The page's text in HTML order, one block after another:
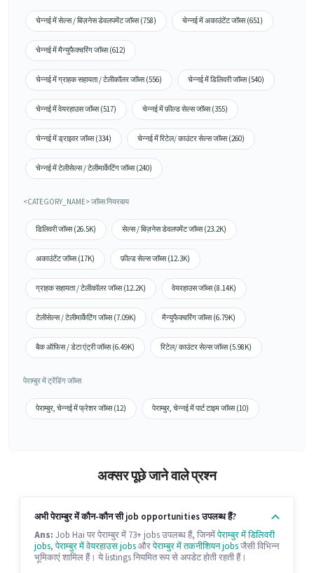
चेन्नई में सेल्स / बिज़नेस डेवलपमेंट जॉब्स (758) चेन्नई में अकाउंटेंट जॉब्स (651)
चेन्नई में मैन्युफैक्चरिंग जॉब्स (612)
चेन्नई में ग्राहक सहायता / टेलीकॉलर जॉब्स (556) चेन्नई में डिलिवरी जॉब्स (540)
चेन्नई में वेयरहाउस जॉब्स (517) चेन्नई में फ़ील्ड सेल्स जॉब्स (355)
चेन्नई में ड्राइवर जॉब्स (334) चेन्नई में रिटेल/ काउंटर सेल्स जॉब्स (260)
चेन्नई में टेलीसेल्स / टेलीमार्केटिंग जॉब्स (240)
<CATEGORY_NAME> जॉब्स नियरबाय
डिलिवरी जॉब्स (26.5K) सेल्स / बिज़नेस डेवलपमेंट जॉब्स (23.2K)
अकाउंटेंट जॉब्स (17K) फ़ील्ड सेल्स जॉब्स (12.3K)
ग्राहक सहायता / टेलीकॉलर जॉब्स (12.2K) वेयरहाउस जॉब्स (8.14K)
टेलीसेल्स / टेलीमार्केटिंग जॉब्स (7.09K) मैन्युफैक्चरिंग जॉब्स (6.79K)
बैक ऑफिस / डेटा एंट्री जॉब्स (6.49K) रिटेल/ काउंटर सेल्स जॉब्स (5.98K)
पेराम्बुर में ट्रेंडिंग जॉब्स
पेराम्बुर, चेन्नई में फ्रेशर जॉब्स (12) पेराम्बुर, चेन्नई में पार्ट टाइम जॉब्स (10)
अक्सर पूछे जाने वाले प्रश्न
अभी पेराम्बुर में कौन-कौन सी job opportunities उपलब्ध हैं?
Ans: Job Hai पर पेराम्बुर में 73+ jobs उपलब्ध हैं, जिनमेंपेराम्बुर में डिलिवरी
jobs,पेराम्बुर में वेयरहाउस jobsऔरपेराम्बुर में तकनीशियन jobsजैसी विभिन्न
भूमिकाएं शामिल हैं। ये listings नियमित रूप से अपडेट होती रहती हैं।